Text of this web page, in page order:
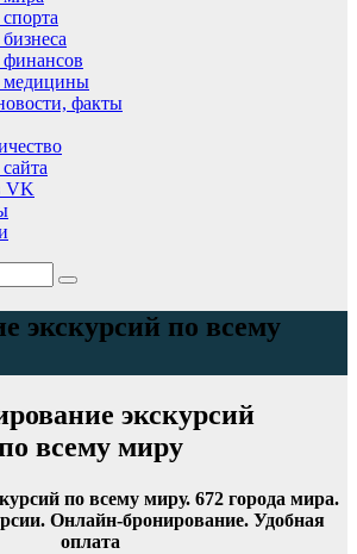
медицины
факты
VK
экскурсий по всему
экскурсий
всему миру
по всему миру. 672 города мира.
Онлайн-бронирование. Удобная
оплата